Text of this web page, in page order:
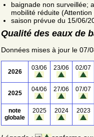
baignade non surveillée;
mobilité réduite
saison prévue du 15/06/
Qualité des eaux de
Données mises à jour le 07/
2026
03/06 23/06 02/07
2025
04/06 27/06 07/07
note
globale
2025 2024 2023